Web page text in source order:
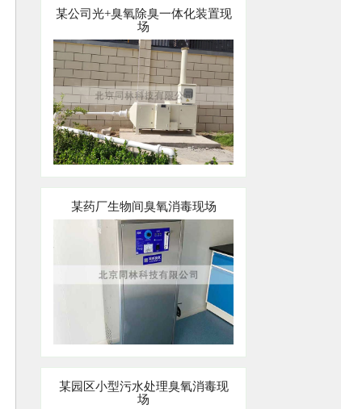
某公司光+臭氧除臭一体化装置现
场
某药厂生物间臭氧消毒现场
某园区小型污水处理臭氧消毒现
场